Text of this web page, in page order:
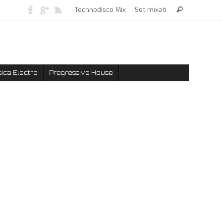
Technodisco Mix Set mixati
Electro Progressive House